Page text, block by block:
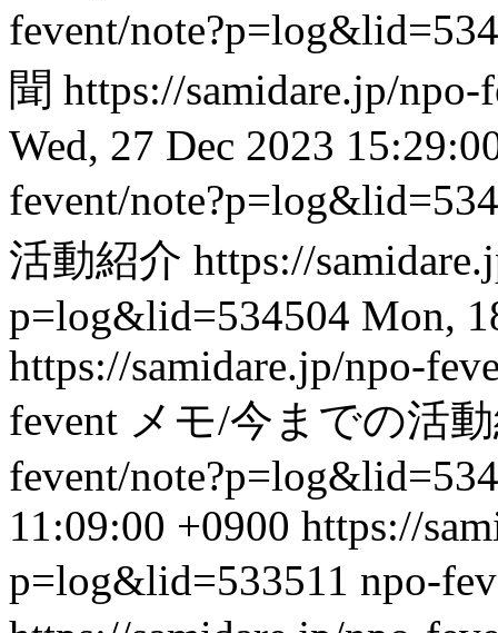
fevent/
聞 https://samidare.jp/
Wed, 27 Dec 2023
fevent/
活動紹介 https://
p=log&lid=534504 Mon,
https://samidare.jp/npo-
fevent メモ/今までの活
fevent/
11:09:00 +0900 https://
p=log&lid=533511 npo-